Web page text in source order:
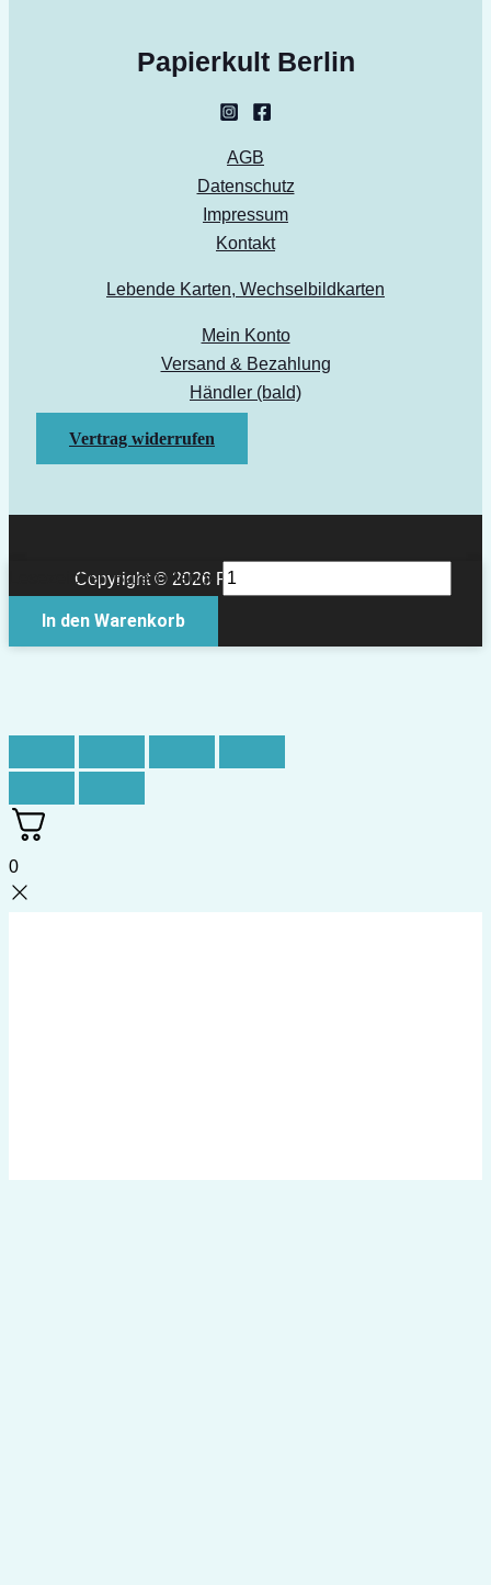
Papierkult Berlin
AGB
Datenschutz
Impressum
Kontakt
Lebende Karten, Wechselbildkarten
Mein Konto
Versand & Bezahlung
Händler (bald)
Vertrag widerrufen
Copyright © 2026 Papierkult Berlin
Lesezeichen Bären Menge
In den Warenkorb
0